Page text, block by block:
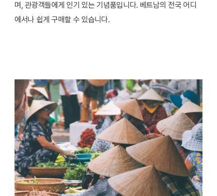
며, 관광객들에게 인기 있는 기념품입니다. 베트남의 전국 어디
에서나 쉽게 구매할 수 있습니다.